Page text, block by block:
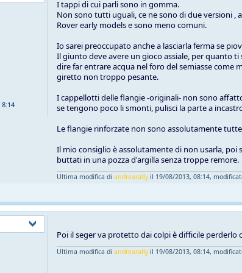
8:14
I tappi di cui parli sono in gomma.
Non sono tutti uguali, ce ne sono di due versioni ,
Rover early models e sono meno comuni.
Io sarei preoccupato anche a lasciarla ferma se
Il giunto deve avere un gioco assiale, per quanto
dire far entrare acqua nel foro del semiasse
giretto non troppo pesante.
I cappellotti delle flangie -originali- non sono
se tengono poco li smonti, pulisci la parte a
Le flangie rinforzate non sono assolutamente
Il mio consiglio è assolutamente di non usarla,
buttati in una pozza d'argilla senza troppe remore.
Ultima modifica di andrearallyil 19/08/2013, 08:14,
Poi il seger va protetto dai colpi è difficile perderlo
Ultima modifica di andrearallyil 19/08/2013, 08:14,